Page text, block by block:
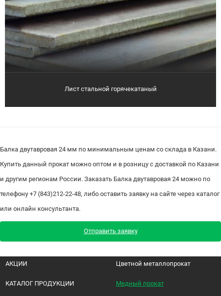
Лист стальной горячекатаный
Балка двутавровая 24 мм по минимальным ценам со склада в Казани.
Купить данный прокат можно оптом и в розницу с доставкой по Казани
и другим регионам России. Заказать Балка двутавровая 24 можно по
телефону +7 (843)212-22-48, либо оставить заявку на сайте через каталог
или онлайн консультанта.
Отправить заявку
АКЦИИ
КАТАЛОГ ПРОДУКЦИИ
Цветной металлопрокат
Медный прокат